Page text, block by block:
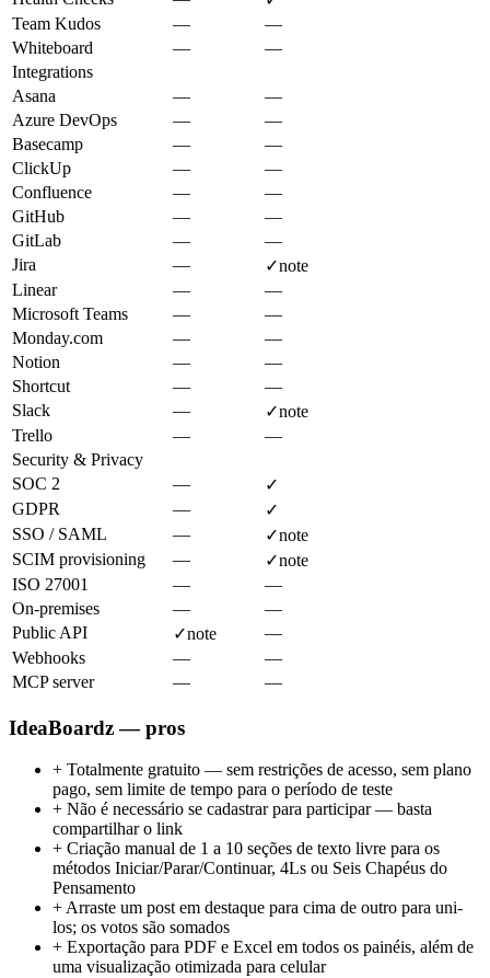
Team Kudos
—
—
Whiteboard
—
—
Integrations
Asana
—
—
Azure DevOps
—
—
Basecamp
—
—
ClickUp
—
—
Confluence
—
—
GitHub
—
—
GitLab
—
—
Jira
— ✓note
Linear
—
—
Microsoft Teams
—
—
Monday.com
—
—
Notion
—
—
Shortcut
—
—
Slack
— ✓note
Trello
—
—
Security & Privacy
SOC 2
—
✓
GDPR
—
✓
SSO / SAML
— ✓note
SCIM provisioning
— ✓note
ISO 27001
—
—
On-premises
—
—
Public API
✓note
—
Webhooks
—
—
MCP server
— —
IdeaBoardz — pros
+ Totalmente gratuito — sem restrições de acesso, sem plano
pago, sem limite de tempo para o período de teste
+ Não é necessário se cadastrar para participar — basta
compartilhar o link
+ Criação manual de 1 a 10 seções de texto livre para os
métodos Iniciar/Parar/Continuar, 4Ls ou Seis Chapéus do
Pensamento
+ Arraste um post em destaque para cima de outro para uni-
los; os votos são somados
+ Exportação para PDF e Excel em todos os painéis, além de
uma visualização otimizada para celular